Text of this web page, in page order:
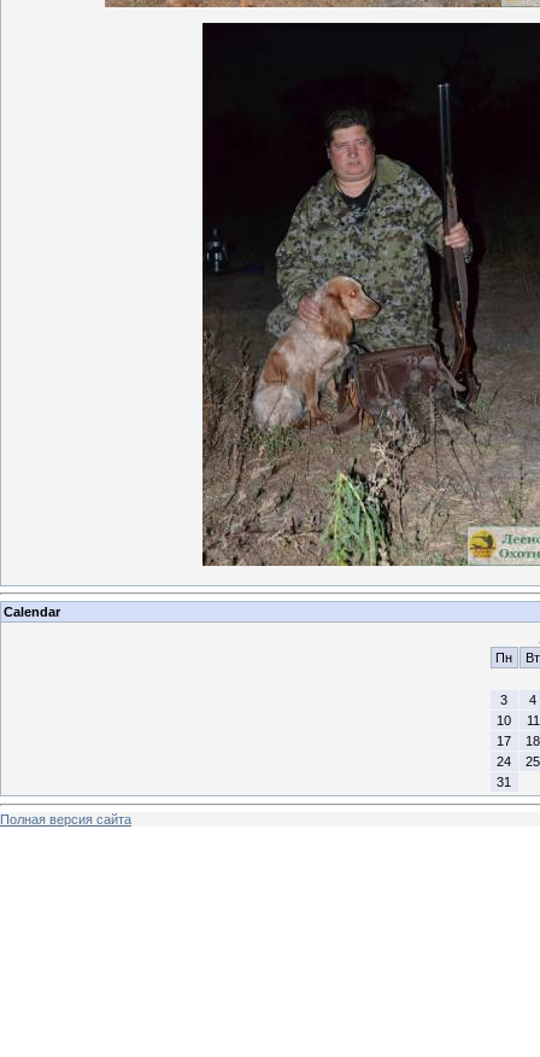
Calendar
Пн
Вт
3
4
10
11
17
18
24
25
31
Полная версия сайта